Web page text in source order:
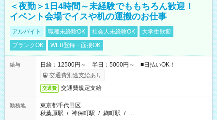
＜夜勤＞1日4時間～未経験でももちろん歓迎！
イベント会場でイスや机の運搬のお仕事
アルバイト 職種未経験OK 社会人未経験OK
大学生歓迎
ブランクOK
WEB登録・面接OK
給与
日給：12500円～ 半日：5000円～ ■日払いOK！
交通費別途支給あり
交通費 交通費規定支給
勤務地
東京都千代田区
秋葉原駅 / 神保町駅 / 麹町駅 / …